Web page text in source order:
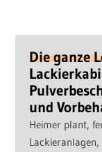
Die ganze
und
Heimer plant,